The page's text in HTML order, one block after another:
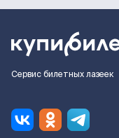
Сервис билетных лазеек